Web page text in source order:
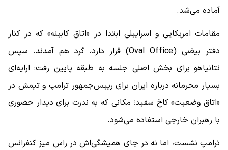
آماده می‌شد.
مقامات امریکایی و اسراییلی ابتدا در «اتاق کابینه» که در کنار
دفتر بیضی (Oval Office) قرار دارد، گرد هم آمدند. سپس
نتانیاهو برای بخش اصلی جلسه به طبقه پایین رفت: ارایه‌ای
بسیار محرمانه درباره ایران برای رییس‌جمهور ترامپ و تیمش در
«اتاق وضعیت» کاخ سفید؛ مکانی که به ‌ندرت برای دیدار حضوری
با رهبران خارجی استفاده می‌شود.
ترامپ نشست، اما نه در جای همیشگی‌اش در راس میز کنفرانس